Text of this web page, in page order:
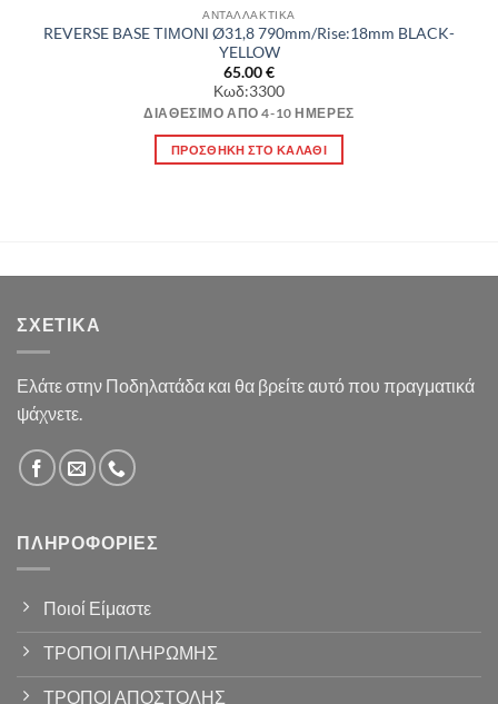
ΑΝΤΑΛΛΑΚΤΙΚΑ
REVERSE BASE ΤΙΜΟΝΙ Ø31,8 790mm/Rise:18mm BLACK-
YELLOW
65.00€
Κωδ:3300
ΔΙΑΘΈΣΙΜΟ ΑΠΌ 4-10 ΗΜΈΡΕΣ
ΠΡΟΣΘΉΚΗ ΣΤΟ ΚΑΛΆΘΙ
ΣΧΕΤΙΚΆ
Ελάτε στην Ποδηλατάδα και θα βρείτε αυτό που πραγματικά
ψάχνετε.
ΠΛΗΡΟΦΟΡΊΕΣ
Ποιοί Είμαστε
ΤΡΟΠΟΙ ΠΛΗΡΩΜΗΣ
ΤΡΟΠΟΙ ΑΠΟΣΤΟΛΗΣ